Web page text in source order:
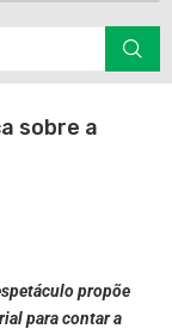
sobre a
propõe
para contar a